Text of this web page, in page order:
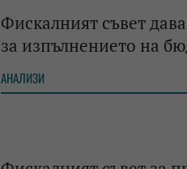
Фискалният съвет
за изпълнението на
АНАЛИЗИ